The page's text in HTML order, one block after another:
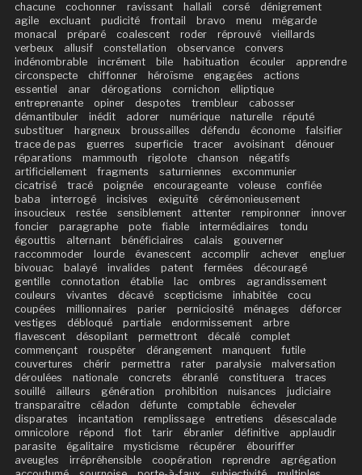
chacune cochonner ravissant hallali corsé
dénigrement
agile
excluant pudicité frontail bravo menu
mégarde
monacal
préparé coalescent roder réprouvé
vieillards
verbeux
allusif constellation observance
convers
indénombrable
incrément bile habituation écouler
apprendre
circonspecte
chiffonner héroïsme engagées
actions
essentiel
anar dérogations cornichon
elliptique
entreprenante
opiner despotes trembleur
cabosser
démantibuler
inédit adorer numérique naturelle
réputé
substituer
hargneux broussailles défendu économe
falsifier
trace de pas
guerres superficie tracer avoisinant
dénouer
réparations
mammouth rigolote chanson
négatifs
artificiellement
fragments saturniennes
excommunier
cicatrisé
tracé poignée encourageante voleuse
confiée
baba
interrogé incisives exiguïté
cérémonieusement
insoucieux
restée sensiblement attenter rempironner
innover
foncier
paragraphe pote fiable intermédiaires
tondu
égouttis
alternant bénéficiaires calais
gouverner
raccommoder
lourde évanescent accomplir achever
engluer
bivouac
balayé invalides patent fermées
découragé
gentille
connotation établie lac ombres
agrandissement
couleurs
vivantes décavé scepticisme inhabitée
cocu
coupées
millionnaires parier perniciosité ménages
déforcer
vestiges
débloqué partiale endormissement
arbre
flavescent
désopilant permettront décalé
complet
commençant
rouspéter dérangement manquent
futile
couvertures
chérir permettra rater paralysie
malversation
déroulées
nationale concrets ébranlé constituera
traces
souillé
ailleurs génération prohibition nuisances
judiciaire
transparaître
céladon défunte comptable
écheveler
disparates
incantation remplissage entretiens
désescalade
omnicolore
répond flot tarir ébranler définitive
applaudir
parasite
égalitaire mysticisme récupérer
ébouriffer
aveugles
irrépréhensible coopération reprendre
agrégation